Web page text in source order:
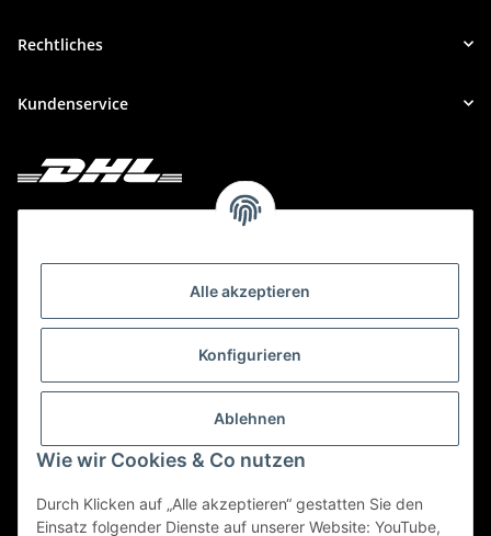
Alle akzeptieren
Konfigurieren
Ablehnen
Wie wir Cookies & Co nutzen
Durch Klicken auf „Alle akzeptieren“ gestatten Sie den
Einsatz folgender Dienste auf unserer Website: YouTube,
Rechtliches
Kundenservice
Deine Bestellung versenden wir mit DHL!